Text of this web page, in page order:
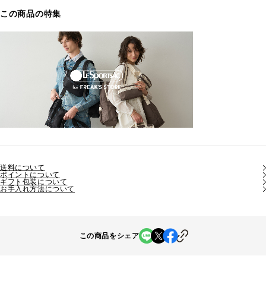
この商品の特集
送料について
ポイントについて
ギフト包装について
お手入れ方法について
この商品をシェア